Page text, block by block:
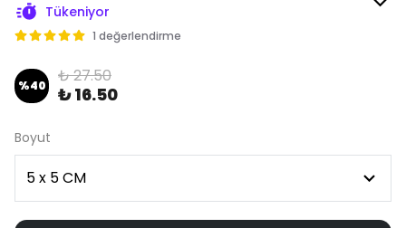
Tükeniyor
1 değerlendirme
%40 ₺ 27.50
₺ 16.50
Boyut